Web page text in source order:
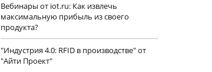
Вебинары от iot.ru: Как извлечь
максимальную прибыль из своего
продукта?
"Индустрия 4.0: RFID в производстве" от
"Айти Проект"